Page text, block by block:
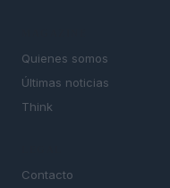
Quienes somos
Últimas noticias
Think
Contacto